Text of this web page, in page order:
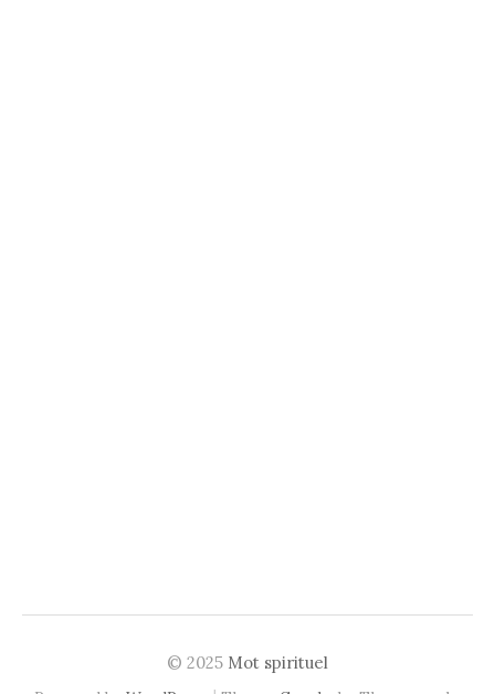
© 2025 Mot spirituel